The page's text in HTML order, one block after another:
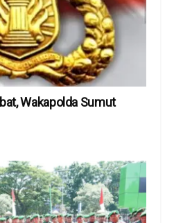
Wakapolda Sumut